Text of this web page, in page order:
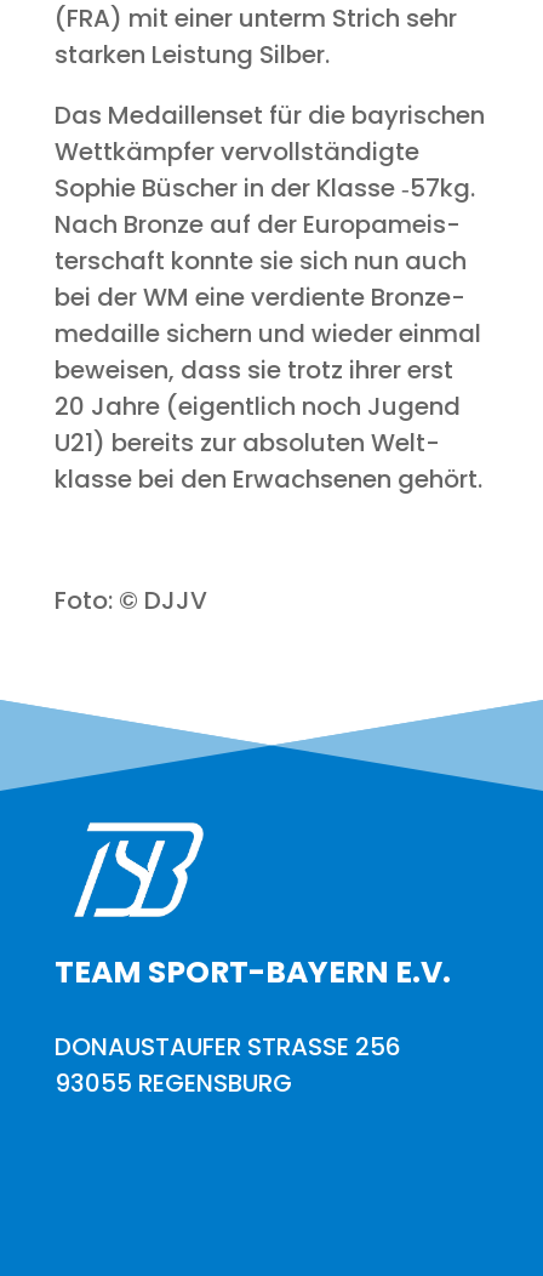
(FRA) mit einer unterm Strich sehr
star­ken Leis­tung Silber.
Das Medail­len­set für die bay­ri­schen
Wett­kämp­fer ver­voll­stän­dig­te
Sophie Büscher in der Klas­se ‑57kg.
Nach Bron­ze auf der Euro­pa­meis­
ter­schaft konn­te sie sich nun auch
bei der WM eine ver­dien­te Bron­ze­
me­dail­le sichern und wie­der ein­mal
bewei­sen, dass sie trotz ihrer erst
20 Jah­re (eigent­lich noch Jugend
U21) bereits zur abso­lu­ten Welt­
klas­se bei den Erwach­se­nen gehört.
Foto: © DJJV
TEAM SPORT-BAYERN E.V.
DONAUSTAUFER STRASSE 256
93055 REGENSBURG